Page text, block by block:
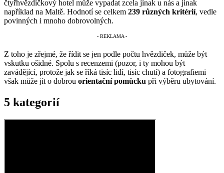
čtyřhvězdičkový hotel může vypadat zcela jinak u nás a jinak
například na Maltě. Hodnotí se celkem 239 různých kritérií, vedle
povinných i mnoho dobrovolných.
Z toho je zřejmé, že řídit se jen podle počtu hvězdiček, může být
vskutku ošidné. Spolu s recenzemi (pozor, i ty mohou být
zavádějící, protože jak se říká tisíc lidí, tisíc chutí) a fotografiemi
však může jít o dobrou orientační pomůcku při výběru ubytování.
5 kategorií